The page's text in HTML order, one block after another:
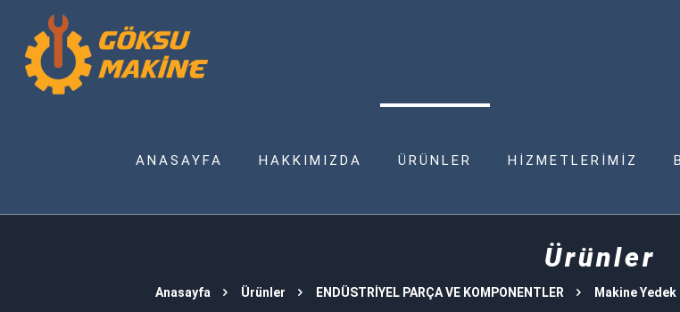
ANASAYFA HAKKIMIZDA ÜRÜNLER HİZMETLERİMİZ
Ürünler
Anasayfa Ürünler ENDÜSTRİYEL PARÇA VE KOMPONENTLER Makine Yedek